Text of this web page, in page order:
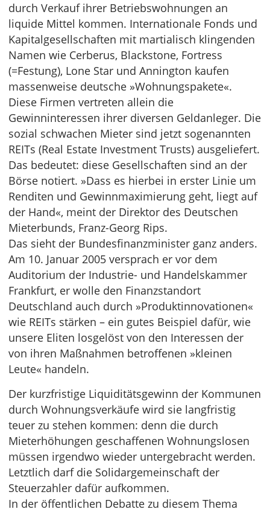
durch Verkauf ihrer Betriebswohnungen an
liquide Mittel kommen. Internationale Fonds und
Kapitalgesellschaften mit martialisch klingenden
Namen wie Cerberus, Blackstone, Fortress
(=Festung), Lone Star und Annington kaufen
massenweise deutsche »Wohnungspakete«.
Diese Firmen vertreten allein die
Gewinninteressen ihrer diversen Geldanleger. Die
sozial schwachen Mieter sind jetzt sogenannten
REITs (Real Estate Investment Trusts) ausgeliefert.
Das bedeutet: diese Gesellschaften sind an der
Börse notiert. »Dass es hierbei in erster Linie um
Renditen und Gewinnmaximierung geht, liegt auf
der Hand«, meint der Direktor des Deutschen
Mieterbunds, Franz-Georg Rips.
Das sieht der Bundesfinanzminister ganz anders.
Am 10. Januar 2005 versprach er vor dem
Auditorium der Industrie- und Handelskammer
Frankfurt, er wolle den Finanzstandort
Deutschland auch durch »Produktinnovationen«
wie REITs stärken – ein gutes Beispiel dafür, wie
unsere Eliten losgelöst von den Interessen der
von ihren Maßnahmen betroffenen »kleinen
Leute« handeln.
Der kurzfristige Liquiditätsgewinn der Kommunen
durch Wohnungsverkäufe wird sie langfristig
teuer zu stehen kommen: denn die durch
Mieterhöhungen geschaffenen Wohnungslosen
müssen irgendwo wieder untergebracht werden.
Letztlich darf die Solidargemeinschaft der
Steuerzahler dafür aufkommen.
In der öffentlichen Debatte zu diesem Thema